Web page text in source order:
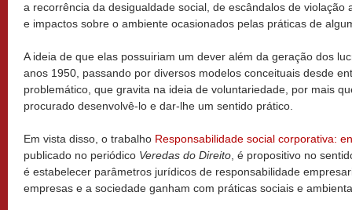
a recorrência da desigualdade social, de escândalos de violação
e impactos sobre o ambiente ocasionados pelas práticas de
A ideia de que elas possuiriam um dever além da geração dos
anos 1950, passando por diversos modelos conceituais desde
problemático, que gravita na ideia de voluntariedade, por mais
procurado desenvolvê-lo e dar-lhe um sentido prático.
Em vista disso, o trabalho Responsabilidade social corporativa:
publicado no periódico Veredas do Direito , é propositivo no
é estabelecer parâmetros jurídicos de responsabilidade
empresas e a sociedade ganham com práticas sociais e